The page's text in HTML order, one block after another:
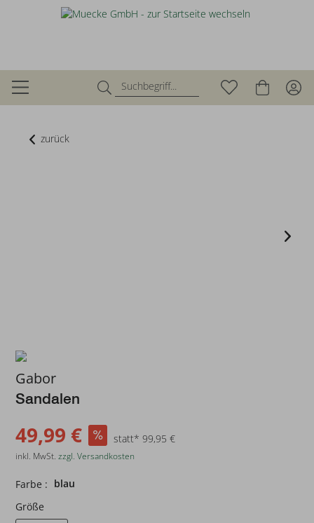
zurück
Gabor
Sandalen
49,99 € statt* 99,95 €
inkl. MwSt.zzgl. Versandkosten
Farbe : blau
Größe